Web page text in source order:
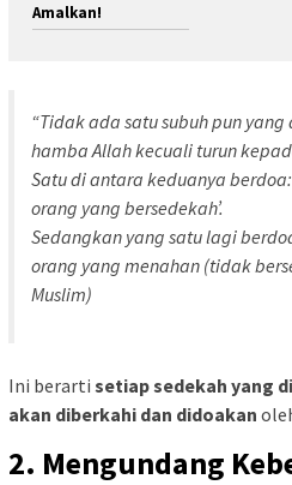
Amalkan!
“Tidak ada satu subuh pun
hamba Allah kecuali turun
Satu di antara keduanya berdoa:
orang yang bersedekah’.
Sedangkan yang satu lagi
orang yang menahan (tidak
Muslim)
Ini berarti setiap sedekah yang
akan diberkahi dan didoakan
2. Mengundang